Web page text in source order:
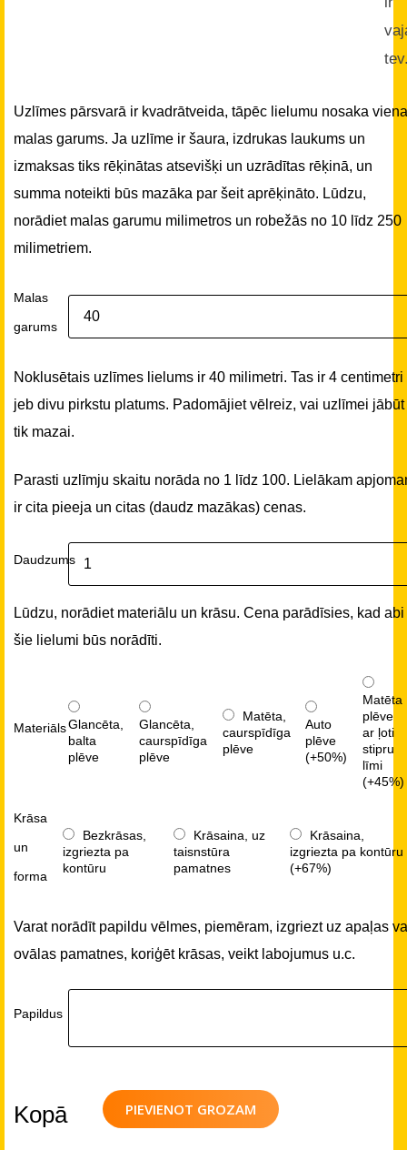
Uzlīmes pārsvarā ir kvadrātveida, tāpēc lielumu nosaka
malas garums. Ja uzlīme ir šaura, izdrukas laukums un
izmaksas tiks rēķinātas atsevišķi un uzrādītas rēķinā, un
summa noteikti būs mazāka par šeit aprēķināto. Lūdzu,
norādiet malas garumu milimetros un robežās no 10 līdz 250
milimetriem.
Malas
garums
Noklusētais uzlīmes lielums ir 40 milimetri. Tas ir 4 centimetri
jeb divu pirkstu platums. Padomājiet vēlreiz, vai uzlīmei jābūt
tik mazai.
Parasti uzlīmju skaitu norāda no 1 līdz 100. Lielākam
ir cita pieeja un citas (daudz mazākas) cenas.
Daudzums
Lūdzu, norādiet materiālu un krāsu. Cena parādīsies, kad abi
šie lielumi būs norādīti.
MateriālsGlancēta,
balta
plēve
Glancēta,
caurspīdīga
plēve
Matēta,
caurspīdīga
plēve
Auto
plēve
(+50%)
Matēta
plēve
ar ļoti
stipru
līmi
(+45%)
Krāsa
un
forma
Bezkrāsas,
izgriezta pa
kontūru
Krāsaina, uz
taisnstūra
pamatnes
Krāsaina,
izgriezta pa kontūru
(+67%)
Varat norādīt papildu vēlmes, piemēram, izgriezt uz apaļas
ovālas pamatnes, koriģēt krāsas, veikt labojumus u.c.
Papildus
PIEVIENOT GROZAM
Kopā